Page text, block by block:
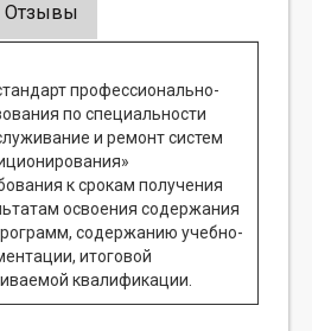
Отзывы
профессионально-
по специальности
и ремонт систем
к срокам получения
освоения содержания
содержанию учебно-
итоговой
квалификации.